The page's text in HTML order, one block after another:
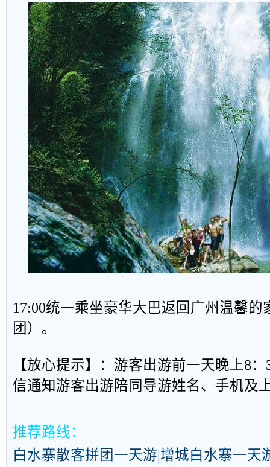
17:00统一乘坐豪华大巴返回广州温馨的
团）。
【放心提示】：游客出游前一天晚上8
信通知游客出游陪同导游姓名、手机及
推荐路线：
白水寨散客拼团一天游|增城白水寨一天